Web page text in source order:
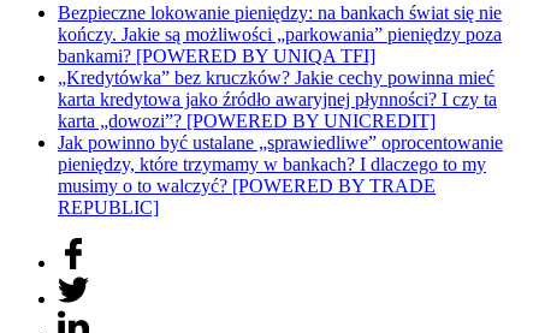
Bezpieczne lokowanie pieniędzy: na bankach świat się nie
kończy. Jakie są możliwości „parkowania” pieniędzy poza
bankami? [POWERED BY UNIQA TFI]
„Kredytówka” bez kruczków? Jakie cechy powinna mieć
karta kredytowa jako źródło awaryjnej płynności? I czy ta
karta „dowozi”? [POWERED BY UNICREDIT]
Jak powinno być ustalane „sprawiedliwe” oprocentowanie
pieniędzy, które trzymamy w bankach? I dlaczego to my
musimy o to walczyć? [POWERED BY TRADE
REPUBLIC]